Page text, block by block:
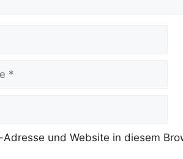
und Website in diesem